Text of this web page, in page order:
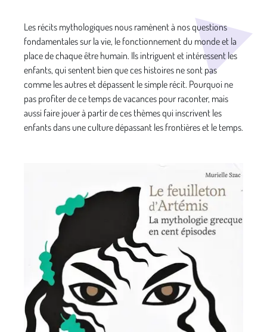
Les récits mythologiques nous ramènent à nos questions
fondamentales sur la vie, le fonctionnement du monde et la
place de chaque être humain. Ils intriguent et intéressent les
enfants, qui sentent bien que ces histoires ne sont pas
comme les autres et dépassent le simple récit. Pourquoi ne
pas profiter de ce temps de vacances pour raconter, mais
aussi faire jouer à partir de ces thèmes qui inscrivent les
enfants dans une culture dépassant les frontières et le temps.